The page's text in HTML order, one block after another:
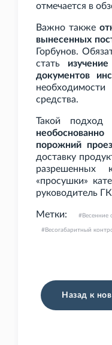
отмечается в
Важно также
вынесенных
Горбунов.
стать
документов
средства.
Такой подход
порожний
доставку
разрешенных
«просушки»
руководитель ГК
Метки: Весенние
Весогабаритный
Назад к